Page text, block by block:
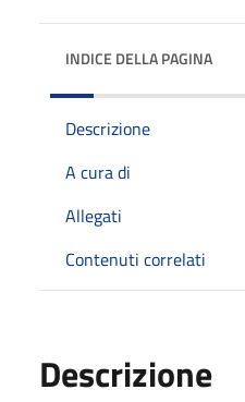
INDICE DELLA PAGINA
Descrizione
A cura di
Allegati
Contenuti correlati
Descrizione